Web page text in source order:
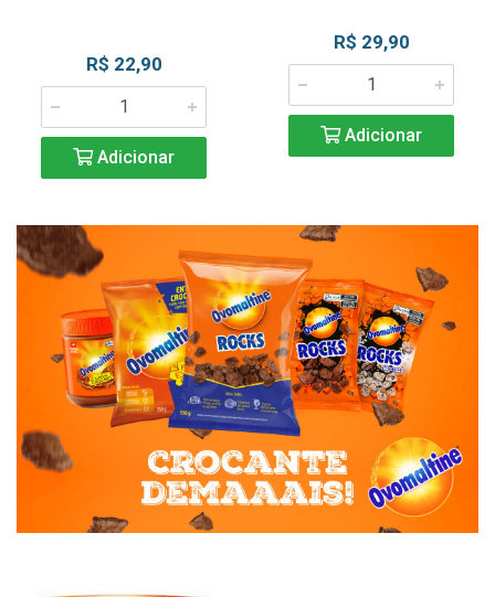
R$ 22,90
Adicionar
R$ 29,90
Adicionar